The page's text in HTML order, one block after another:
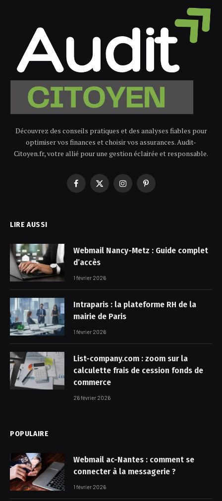
Découvrez des conseils pratiques et des analyses fiables pour
optimiser vos finances et choisir vos assurances. Audit-
Citoyen.fr, votre allié pour une gestion éclairée et responsable.
Facebook
X
InstagramPinterest
LIRE AUSSI
Webmail Nancy-Metz : Guide complet
d’accès
1 février 2026
Intraparis : la plateforme RH de la
mairie de Paris
1 février 2026
List-company.com : zoom sur la
calculette frais de cession fonds de
commerce
26 février 2026
POPULAIRE
Webmail ac-Nantes : comment se
connecter à la messagerie ?
1 février 2026